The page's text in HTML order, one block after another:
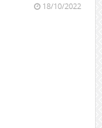
18/10/2022